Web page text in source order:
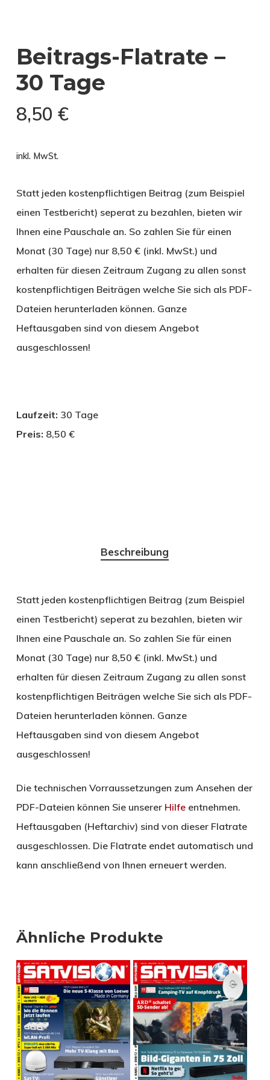
Beitrags-Flatrate –
30 Tage
8,50 €
inkl. MwSt.
Statt jeden kostenpflichtigen Beitrag (zum Beispiel
einen Testbericht) seperat zu bezahlen, bieten wir
Ihnen eine Pauschale an. So zahlen Sie für einen
Monat (30 Tage) nur 8,50 € (inkl. MwSt.) und
erhalten für diesen Zeitraum Zugang zu allen sonst
kostenpflichtigen Beiträgen welche Sie sich als PDF-
Dateien herunterladen können. Ganze
Heftausgaben sind von diesem Angebot
ausgeschlossen!
Laufzeit: 30 Tage
Preis: 8,50 €
Beschreibung
Statt jeden kostenpflichtigen Beitrag (zum Beispiel
einen Testbericht) seperat zu bezahlen, bieten wir
Ihnen eine Pauschale an. So zahlen Sie für einen
Monat (30 Tage) nur 8,50 € (inkl. MwSt.) und
erhalten für diesen Zeitraum Zugang zu allen sonst
kostenpflichtigen Beiträgen welche Sie sich als PDF-
Dateien herunterladen können. Ganze
Heftausgaben sind von diesem Angebot
ausgeschlossen!
Die technischen Vorraussetzungen zum Ansehen der
PDF-Dateien können Sie unserer Hilfeentnehmen.
Heftausgaben (Heftarchiv) sind von dieser Flatrate
ausgeschlossen. Die Flatrate endet automatisch und
kann anschließend von Ihnen erneuert werden.
Ähnliche Produkte